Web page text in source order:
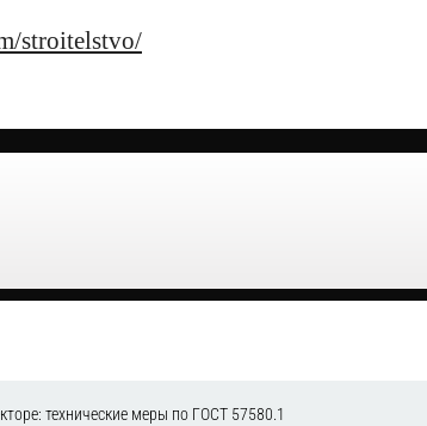
stroitelstvo/
технические меры по ГОСТ 57580.1